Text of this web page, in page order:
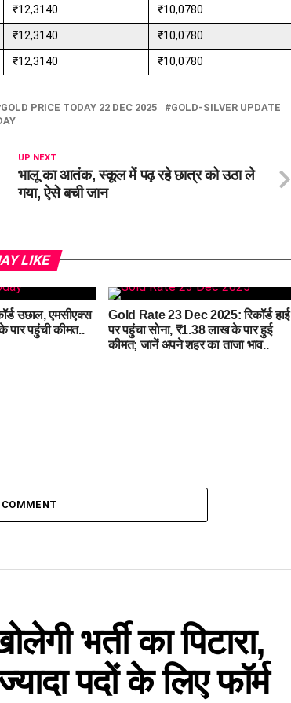
₹12,3140
₹10,0780
₹12,3140
₹10,0780
₹12,3140 ₹10,0780
GOLD PRICE TODAY 22 DEC 2025
GOLD-SILVER UPDATE
UP NEXT
भालू का आतंक, स्कूल में पढ़ रहे छात्र को उठा ले
गया, ऐसे बची जान
LIKE
उछाल, एमसीएक्स
पार पहुंची कीमत..
Gold Rate 23 Dec 2025: रिकॉर्ड हाई
पर पहुंचा सोना, ₹1.38 लाख के पार हुई
कीमत; जानें अपने शहर का ताजा भाव..
भर्ती का पिटारा,
पदों के लिए फॉर्म